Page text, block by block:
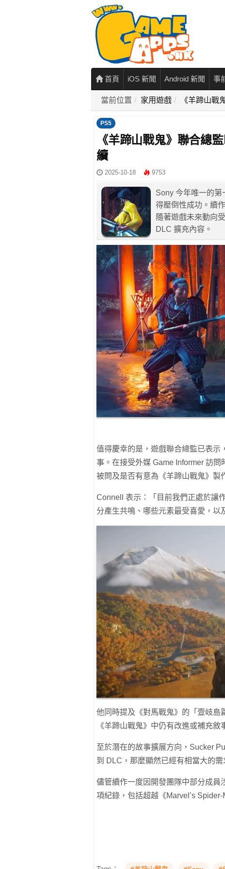
首頁 iOS 新聞 Android 新聞 事
當前位置 家用遊戲 《羊蹄山戰
PS5
《羊蹄山戰鬼》聯合總
續
2025-10-18 9753
Sony 今年唯一的
得壓倒性成功。續
隨著遊戲未來動向
DLC 擴充內容。
值得慶幸的是，遊戲聯合總監已表示
事。在接受外媒 Game Informer 訪
被問及是否有意為《羊蹄山戰鬼》製
Connell 表示：「目前我們正處於讓
分產生共鳴、哪些元素最受喜愛，以
他同時提及《對馬戰鬼》的「壹岐島
《羊蹄山戰鬼》中仍有改進或補充
至於潛在的故事擴展方向，Sucker
到 DLC，那麼顯然已經有相當大的需
儘管續作一度因開發團隊中部分成員
項紀錄，包括超越《Marvel’s